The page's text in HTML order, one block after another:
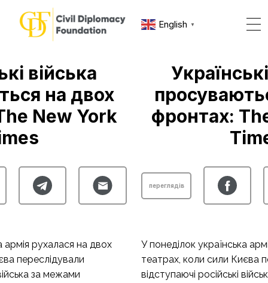
English ▼
війська
на двох
New York
армія рухалася на двох
переслідували
за межами
фронтах:
переглядів
У понеділок українська
театрах, коли сили Києва
відступаючі російські